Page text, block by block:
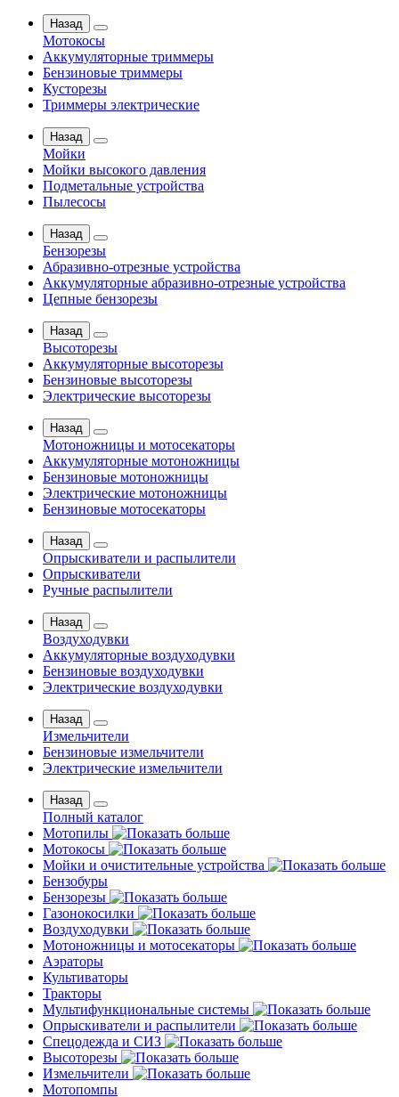
Назад
Мотокосы
Аккумуляторные триммеры
Бензиновые триммеры
Кусторезы
Триммеры электрические
Назад
Мойки
Мойки высокого давления
Подметальные устройства
Пылесосы
Назад
Бензорезы
Абразивно-отрезные устройства
Аккумуляторные абразивно-отрезные устройства
Цепные бензорезы
Назад
Высоторезы
Аккумуляторные высоторезы
Бензиновые высоторезы
Электрические высоторезы
Назад
Мотоножницы и мотосекаторы
Аккумуляторные мотоножницы
Бензиновые мотоножницы
Электрические мотоножницы
Бензиновые мотосекаторы
Назад
Опрыскиватели и распылители
Опрыскиватели
Ручные распылители
Назад
Воздуходувки
Аккумуляторные воздуходувки
Бензиновые воздуходувки
Электрические воздуходувки
Назад
Измельчители
Бензиновые измельчители
Электрические измельчители
Назад
Полный каталог
Мотопилы
Мотокосы
Мойки и очистительные устройства
Бензобуры
Бензорезы
Газонокосилки
Воздуходувки
Мотоножницы и мотосекаторы
Аэраторы
Культиваторы
Тракторы
Мультифункциональные системы
Опрыскиватели и распылители
Спецодежда и СИЗ
Высоторезы
Измельчители
Мотопомпы